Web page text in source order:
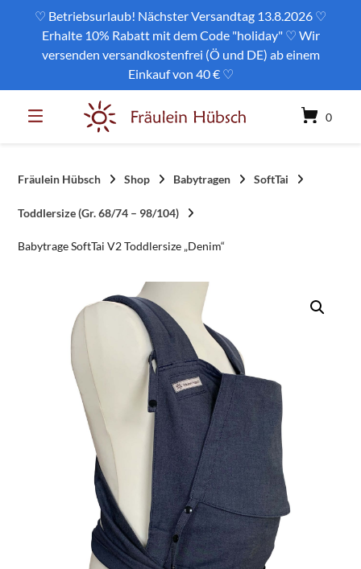
♡ Betriebsurlaub! Nächster Versandtag 13.8.2026 ♡
Erhalte 10% Rabatt mit dem Code "holiday" ♡ Wir
versenden versandkostenfrei (Ö und DE) ab einem
Einkauf von 40 € ♡
0
Fräulein Hübsch Shop Babytragen SoftTai
Toddlersize (Gr. 68/74 – 98/104)
Babytrage SoftTai V2 Toddlersize „Denim“